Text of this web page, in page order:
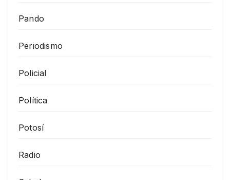
Pando
Periodismo
Policial
Política
Potosí
Radio